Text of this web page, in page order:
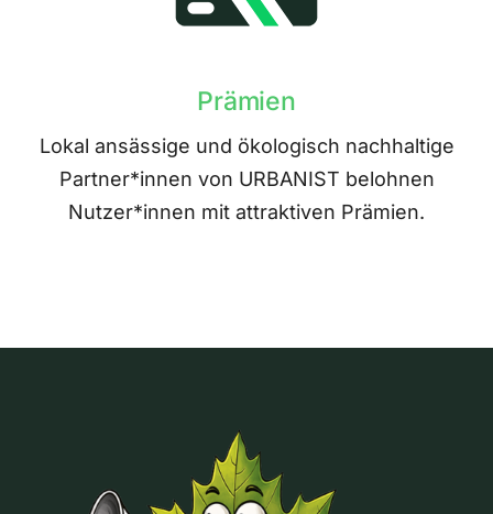
Prämien
Lokal ansässige und ökologisch nachhaltige
Partner*innen von URBANIST belohnen
Nutzer*innen mit attraktiven Prämien.